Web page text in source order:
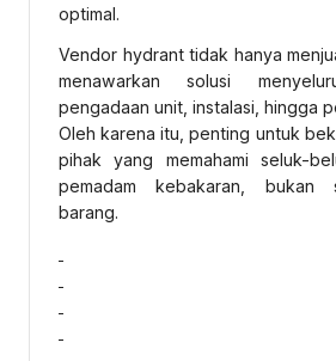
optimal.
Vendor hydrant tidak hanya
menawarkan solusi
pengadaan unit, instalasi, hingga
Oleh karena itu, penting untuk
pihak yang memahami seluk-
pemadam kebakaran, bukan
barang.